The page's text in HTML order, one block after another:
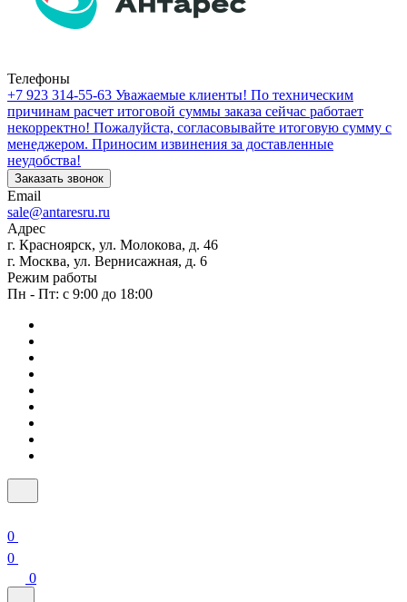
Телефоны
+7 923 314-55-63 Уважаемые клиенты! По техническим
причинам расчет итоговой суммы заказа сейчас работает
некорректно! Пожалуйста, согласовывайте итоговую сумму с
менеджером. Приносим извинения за доставленные
неудобства!
Заказать звонок
Email
sale@antaresru.ru
Адрес
г. Красноярск, ул. Молокова, д. 46
г. Москва, ул. Вернисажная, д. 6
Режим работы
Пн - Пт: с 9:00 до 18:00
0
0
0